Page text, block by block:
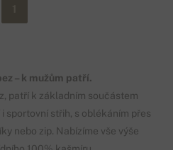
– k mužům patří.
patří k základním součástem
sportovní střih, s oblékáním přes
nebo zip. Nabízíme vše výše